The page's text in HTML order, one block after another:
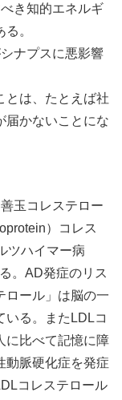
き知的エネルギ
。
ナプスに悪影響
とは、たとえば社
届かないことにな
玉コレステロー
）コレス
ツハイマー病
。AD発症のリス
ロール」は脳の一
いる。またLDLコ
に比べて記憶に障
動脈硬化症を発症
コレステロール